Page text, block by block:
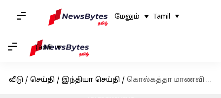
மேலும் Tamil
Tamil
வீடு / செய்தி / இந்தியா செய்தி / கொல்கத்தா மாணவி பலாத்கார வழக்கில் சஞ்சய் ராய் குற்றவாளி என நீதிமன்றம் தீர்ப்பு; தண்டனை விபரங்கள் எப்போது?